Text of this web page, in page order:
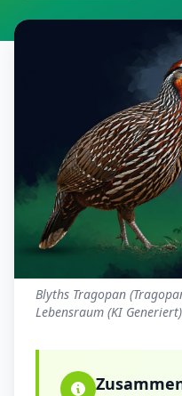
Blyths Tragopan
Lebensraum (KI Generiert)